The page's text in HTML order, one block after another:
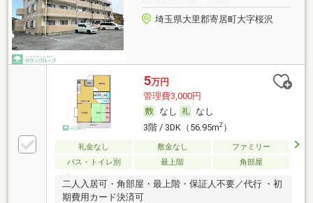
埼玉県大里郡寄居町大字桜沢
5万円
管理費3,000円
なし
なし
3階 / 3DK（56.95m2）
礼金なし 敷金なし
ファミリー
バス・トイレ別
最上階 角部屋
二人入居可・角部屋・最上階・保証人不要／代行 ・初
期費用カード決済可